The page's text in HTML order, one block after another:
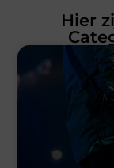
Hier